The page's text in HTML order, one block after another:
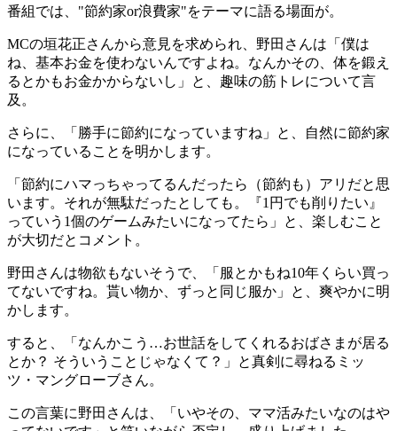
番組では、"節約家or浪費家"をテーマに語る場面が。
MCの垣花正さんから意見を求められ、野田さんは「僕は
ね、基本お金を使わないんですよね。なんかその、体を鍛え
るとかもお金かからないし」と、趣味の筋トレについて言
及。
さらに、「勝手に節約になっていますね」と、自然に節約家
になっていることを明かします。
「節約にハマっちゃってるんだったら（節約も）アリだと思
います。それが無駄だったとしても。『1円でも削りたい』
っていう1個のゲームみたいになってたら」と、楽しむこと
が大切だとコメント。
野田さんは物欲もないそうで、「服とかもね10年くらい買っ
てないですね。貰い物か、ずっと同じ服か」と、爽やかに明
かします。
すると、「なんかこう…お世話をしてくれるおばさまが居る
とか？ そういうことじゃなくて？」と真剣に尋ねるミッ
ツ・マングローブさん。
この言葉に野田さんは、「いやその、ママ活みたいなのはや